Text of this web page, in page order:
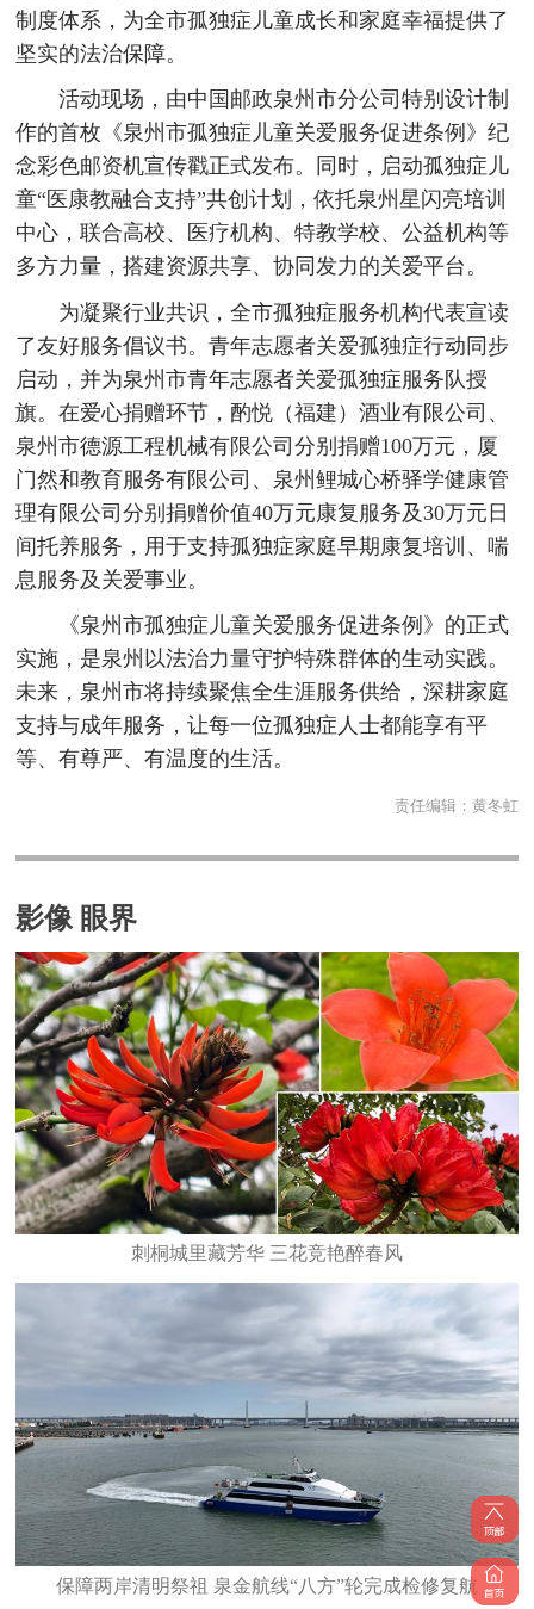
制度体系，为全市孤独症儿童成长和家庭幸福提供了
坚实的法治保障。
活动现场，由中国邮政泉州市分公司特别设计制
作的首枚《泉州市孤独症儿童关爱服务促进条例》纪
念彩色邮资机宣传戳正式发布。同时，启动孤独症儿
童“医康教融合支持”共创计划，依托泉州星闪亮培训
中心，联合高校、医疗机构、特教学校、公益机构等
多方力量，搭建资源共享、协同发力的关爱平台。
为凝聚行业共识，全市孤独症服务机构代表宣读
了友好服务倡议书。青年志愿者关爱孤独症行动同步
启动，并为泉州市青年志愿者关爱孤独症服务队授
旗。在爱心捐赠环节，酌悦（福建）酒业有限公司、
泉州市德源工程机械有限公司分别捐赠100万元，厦
门然和教育服务有限公司、泉州鲤城心桥驿学健康管
理有限公司分别捐赠价值40万元康复服务及30万元日
间托养服务，用于支持孤独症家庭早期康复培训、喘
息服务及关爱事业。
《泉州市孤独症儿童关爱服务促进条例》的正式
实施，是泉州以法治力量守护特殊群体的生动实践。
未来，泉州市将持续聚焦全生涯服务供给，深耕家庭
支持与成年服务，让每一位孤独症人士都能享有平
等、有尊严、有温度的生活。
责任编辑： 黄冬虹
影像 眼界
刺桐城里藏芳华 三花竞艳醉春风
保障两岸清明祭祖 泉金航线“八方”轮完成检修复航